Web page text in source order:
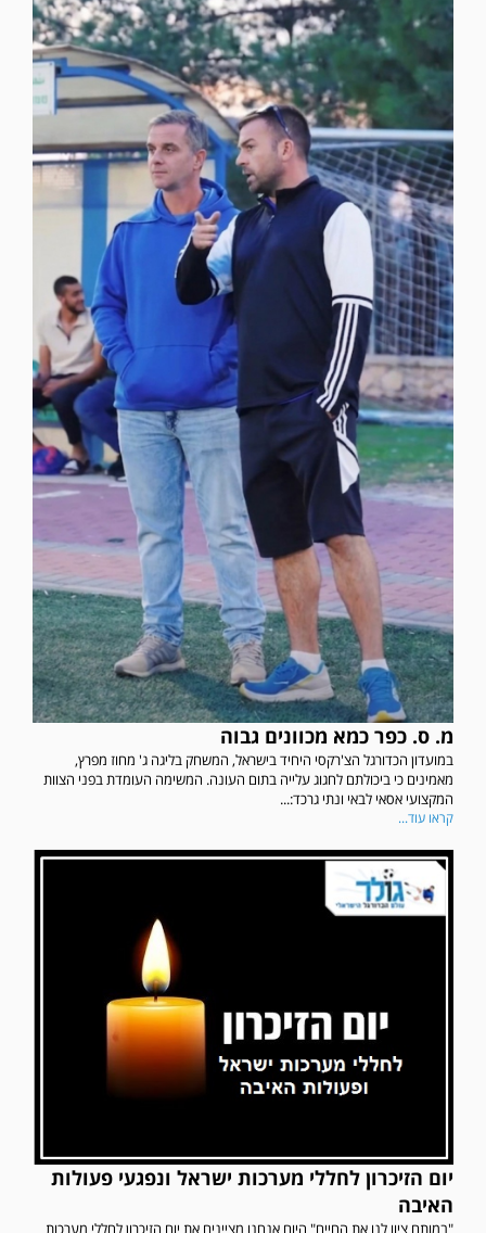
מ. ס. כפר כמא מכוונים גבוה
במועדון הכדורגל הצ'רקסי היחיד בישראל, המשחק בליגה ג' מחוז מפרץ,
מאמינים כי ביכולתם לחגוג עלייה בתום העונה. המשימה העומדת בפני הצוות
המקצועי אסאי לבאי ונתי גרכד:...
קראו עוד...
יום הזיכרון לחללי מערכות ישראל ונפגעי פעולות
האיבה
"במותם ציוו לנו את החיים" היום אנחנו מציינים את יום הזיכרון לחללי מערכות